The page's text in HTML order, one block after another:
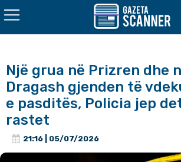
Një grua në Prizren dhe
Dragash gjenden të
e pasditës, Policia jep
rastet
21:16 | 05/07/2026